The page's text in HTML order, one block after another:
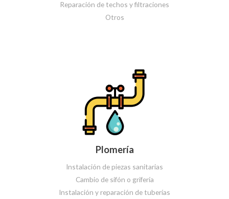
Reparación de techos y filtraciones
Otros
Plomería
Instalación de piezas sanitarias
Cambio de sifón o grifería
Instalación y reparación de tuberías